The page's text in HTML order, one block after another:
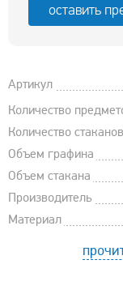
оставить
Артикул
Количество
Количество
Объем графина
Объем стакана
Производитель
Материал